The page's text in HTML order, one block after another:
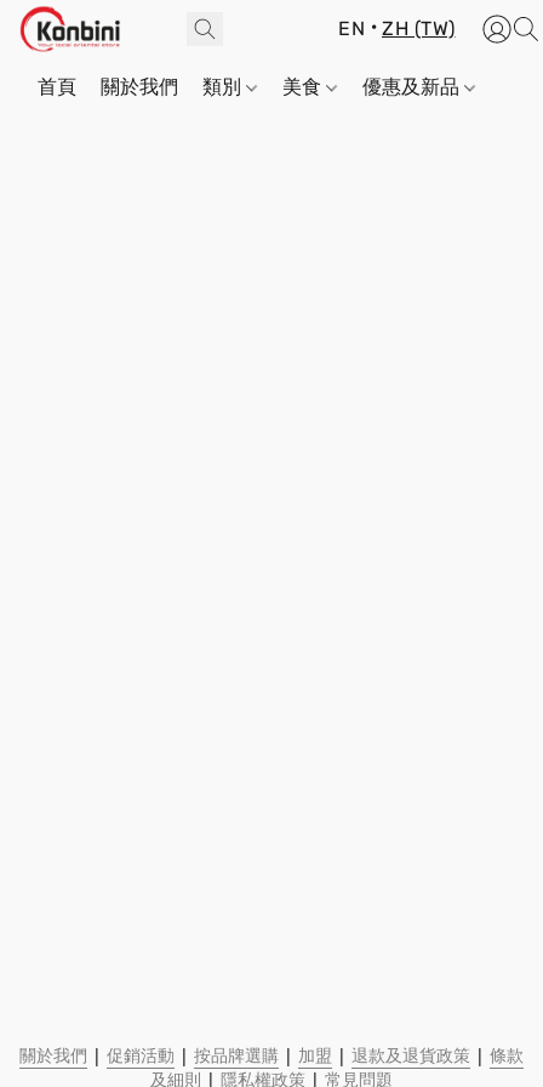
EN ZH (TW)
首頁 關於我們 類別 美食 優惠及新品
關於我們 | 促銷活動 | 按品牌選購 | 加盟 | 退款及退貨政策 | 條款
及細則 | 隱私權政策 | 常見問題